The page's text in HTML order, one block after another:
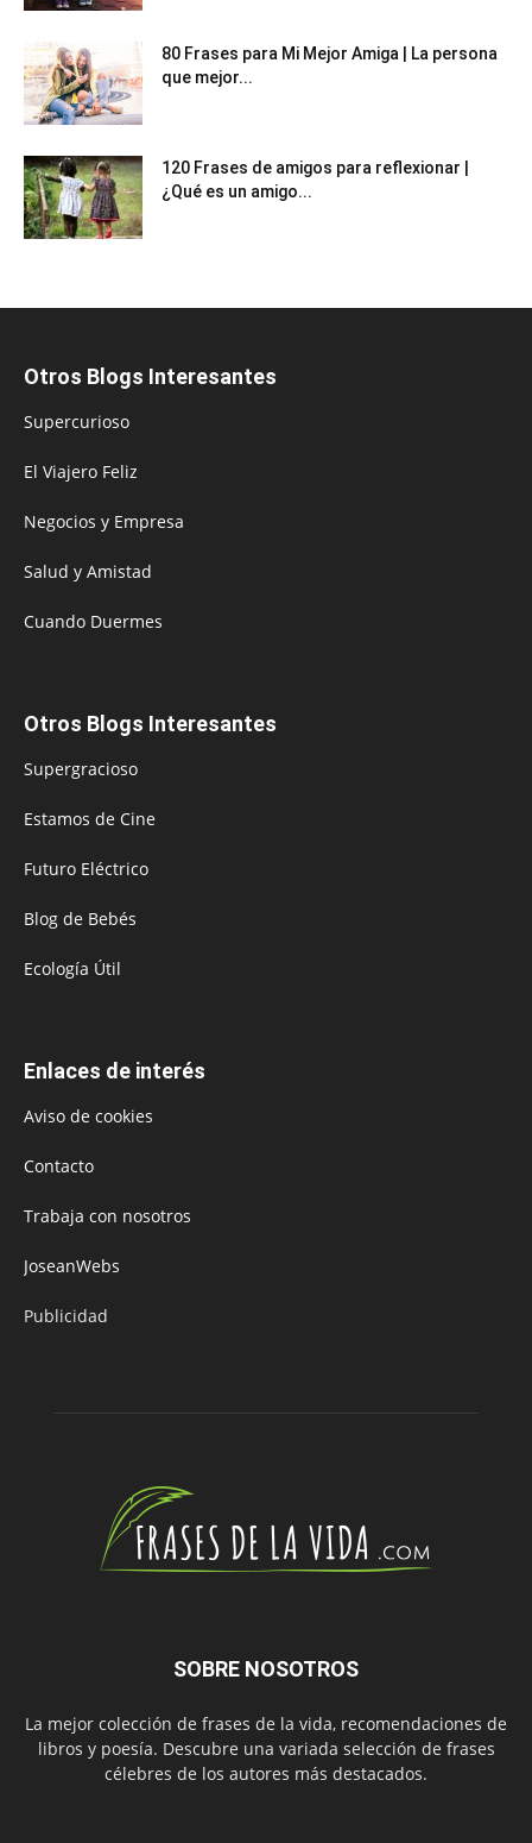
80 Frases para Mi Mejor Amiga | La persona
que mejor...
120 Frases de amigos para reflexionar |
¿Qué es un amigo...
Otros Blogs Interesantes
Supercurioso
El Viajero Feliz
Negocios y Empresa
Salud y Amistad
Cuando Duermes
Otros Blogs Interesantes
Supergracioso
Estamos de Cine
Futuro Eléctrico
Blog de Bebés
Ecología Útil
Enlaces de interés
Aviso de cookies
Contacto
Trabaja con nosotros
JoseanWebs
Publicidad
SOBRE NOSOTROS
La mejor colección de frases de la vida, recomendaciones de
libros y poesía. Descubre una variada selección de frases
célebres de los autores más destacados.